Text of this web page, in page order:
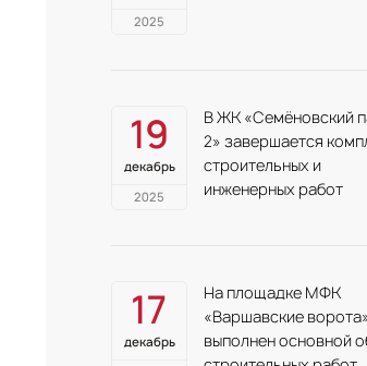
2025
19
декабрь
2025
В ЖК «Семёновский
2» завершается
строительных и
инженерных работ
17
декабрь
На площадке МФК
«Варшавские
выполнен основной